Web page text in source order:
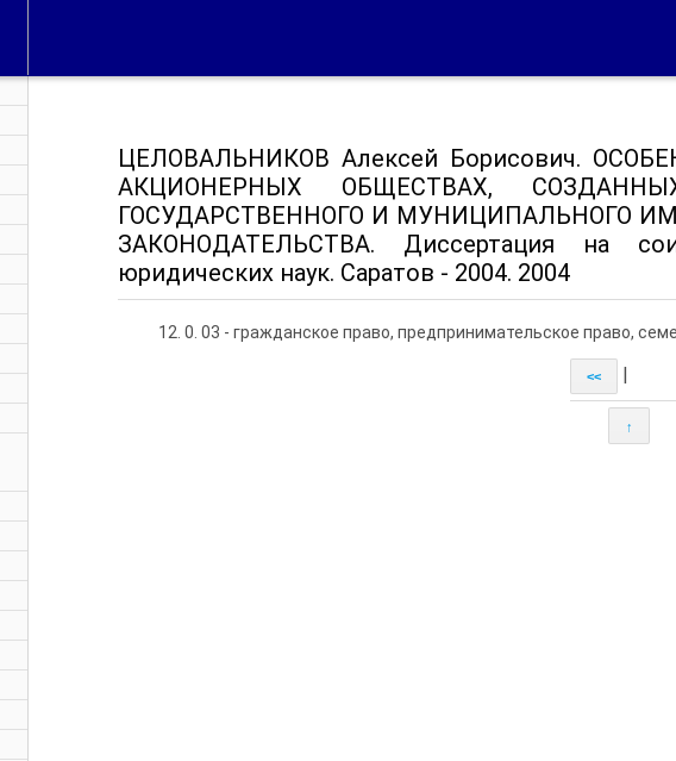
ЦЕЛОВАЛЬНИКОВ Алексей Борисович.
АКЦИОНЕРНЫХ ОБЩЕСТВАХ,
ГОСУДАРСТВЕННОГО И МУНИЦИПАЛЬНОГО
ЗАКОНОДАТЕЛЬСТВА. Диссертация на
юридических наук. Саратов - 2004. 2004
12. 0. 03 - гражданское право, предпринимательское право,
<<
↑